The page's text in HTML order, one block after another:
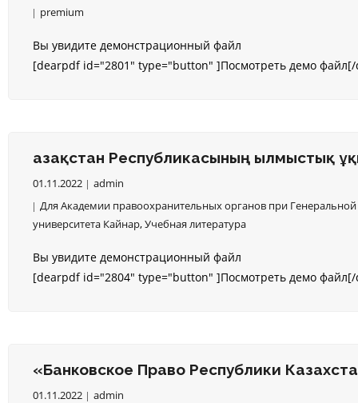
premium
Вы увидите демонстрационный файл
[dearpdf id="2801" type="button" ]Посмотреть демо
Қазақстан Республикасының Қылмыстық
01.11.2022
admin
Для Академии правоохранительных органов при Генеральной
университета Кайнар,Учебная литература
Вы увидите демонстрационный файл
[dearpdf id="2804" type="button" ]Посмотреть демо
«Банковское Право Республики
01.11.2022
admin